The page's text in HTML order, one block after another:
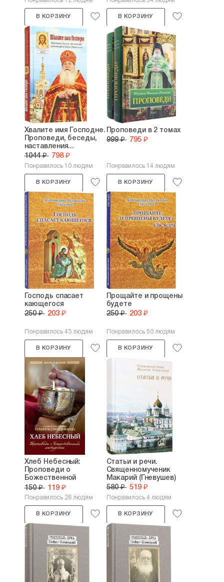
В КОРЗИНУ В КОРЗИНУ
Хвалите имя Господне.
Проповеди, беседы,
наставления...
1044 ₽ 798 ₽
Понравилось 10 людям
В КОРЗИНУ
Проповеди в 2 томах
999 ₽ 795 ₽
Понравилось 14 людям
В КОРЗИНУ
Господь спасает
кающегося
250 ₽ 203 ₽
Понравилось 43 людям
В КОРЗИНУ
Прощайте и прощены
будете
250 ₽ 203 ₽
Понравилось 50 людям
В КОРЗИНУ
Хлеб Небесный:
Проповеди о
Божественной
литургии
150 ₽ 119 ₽
Понравилось 26 людям
В КОРЗИНУ
Статьи и речи.
Священномученик
Макарий (Гневушев)
580 ₽ 519 ₽
Понравилось 4 людям
В КОРЗИНУ